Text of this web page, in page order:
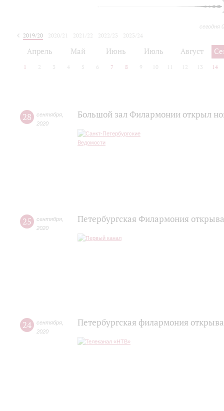
сегодня
2019/20 2020/21 2021/22 2022/23
2023/24
Апрель Май Июнь Июль Август
1 2 3 4 5 6 7 8 9 10 12 13 14
28 сентября
2020
Большой зал Филармонии открыл
25 сентября
2020
Петербургская Филармония
24 сентября
2020
Петербургская филармония